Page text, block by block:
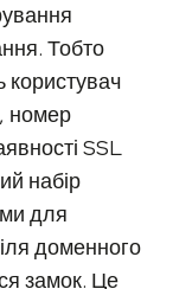
Тобто
користувач
номер
SSL
набір
для
доменного
замок. Це